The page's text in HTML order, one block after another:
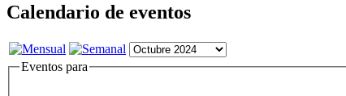
Calendario de eventos
Eventos para